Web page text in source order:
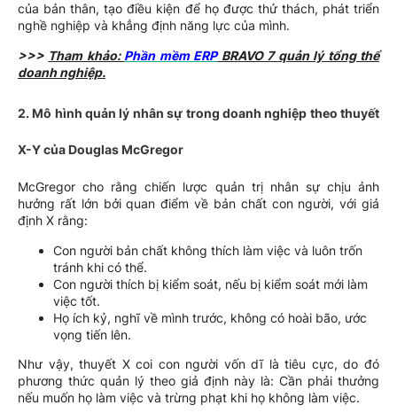
của bản thân, tạo điều kiện để họ được thử thách, phát triển
nghề nghiệp và khẳng định năng lực của mình.
>>> Tham khảo: Phần mềm ERPBRAVO 7 quản lý tổng thể
doanh nghiệp.
2. Mô hình quản lý nhân sự trong doanh nghiệp theo thuyết
X-Y của Douglas McGregor
McGregor cho rằng chiến lược quản trị nhân sự chịu ảnh
hưởng rất lớn bởi quan điểm về bản chất con người, với giả
định X rằng:
Con người bản chất không thích làm việc và luôn trốn
tránh khi có thể.
Con người thích bị kiểm soát, nếu bị kiểm soát mới làm
việc tốt.
Họ ích kỷ, nghĩ về mình trước, không có hoài bão, ước
vọng tiến lên.
Như vậy, thuyết X coi con người vốn dĩ là tiêu cực, do đó
phương thức quản lý theo giả định này là: Cần phải thưởng
nếu muốn họ làm việc và trừng phạt khi họ không làm việc.